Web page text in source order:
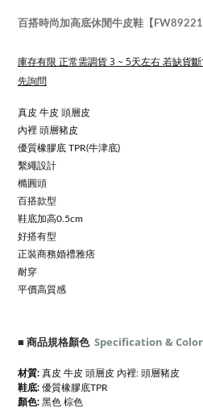
百搭時尚加高底休閒牛皮鞋【FW89221
庫存有限 正常需調貨 3 ~ 5天左右 若缺貨
先詢問
真皮 牛皮 頭層皮
內裡 頭層豬皮
優質橡膠底 TPR(牛津底)
繫繩設計
橢圓頭
百搭款型
鞋底加高0.5cm
好搭有型
正裝商務婚禮雅痞
耐穿
平價高質感
■ 商品規格顏色 Specification &
材質: 真皮 牛皮 頭層皮 內裡: 頭層豬皮
鞋底: 優質橡膠底TPR
顏色: 黑色 棕色